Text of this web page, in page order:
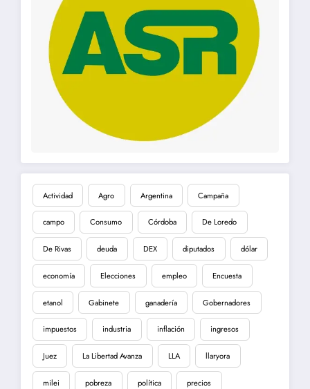
Actividad Agro Argentina Campaña
campo Consumo Córdoba De Loredo
De Rivas deuda DEX diputados dólar
economía Elecciones empleo Encuesta
etanol Gabinete ganadería Gobernadores
impuestos industria inflación ingresos
Juez La Libertad Avanza LLA llaryora
milei pobreza política precios